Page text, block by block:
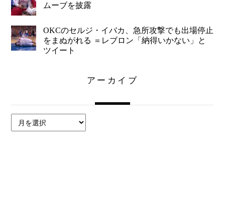
ムーブを披露
OKCのセルジ・イバカ、急所攻撃でも出場停止
をまぬがれる ＝レブロン「納得いかない」と
ツイート
アーカイブ
ー